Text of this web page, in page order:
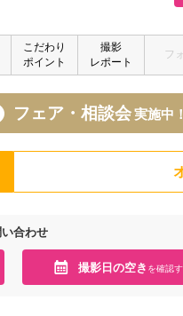
こだわり
ポイント
撮影
レポート
フ
フェア・相談会 実施中！
い合わせ
撮影日の空き を確認